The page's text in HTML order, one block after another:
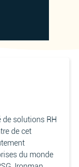
de solutions RH
de cet
du monde